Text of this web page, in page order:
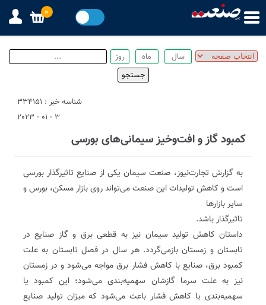
شناسه خبر : 334151
3 - 01 - 2023
کمبود گاز و افت‌و‌خیز سیمانی‌های بورسی
به گزارش تجارت‌نیوز، صنعت سیمان یکی از صنایع تاثیرگذار بورسی
است و کاهش تولیدات این صنعت می‌تواند روی بازار مسکن، بورس و
سایر بازارها
تاثیرگذار باشد.
داستان کاهش تولید سیمان نیز به قطعی برق و گاز صنایع در
تابستان و زمستان بازمی‌گردد. هر سال در فصل تابستان به علت
کمبود برق، صنایع با کاهش فشار برق مواجه می‌شود و در زمستان
نیز به علت سرما گازشان سهمیه‌‌بندی می‌شود؛ این کمبود یا
سهمیه‌بندی یا کاهش فشار باعث می‌شود که میزان تولید صنایع
0